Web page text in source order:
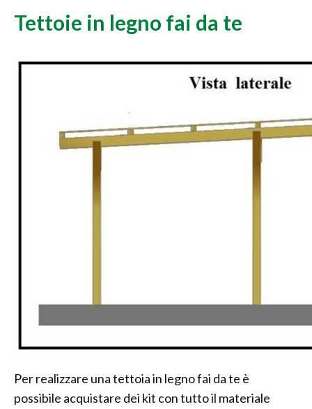
Tettoie in legno fai da te
Per realizzare una tettoia in legno fai da te è
possibile acquistare dei kit con tutto il materiale